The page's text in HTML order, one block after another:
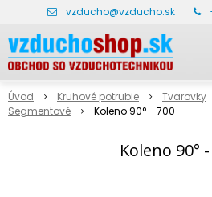
vzducho@vzducho.sk
Úvod Kruhové potrubie Tvarovky
Segmentové
Koleno 90° - 700
Koleno 90°